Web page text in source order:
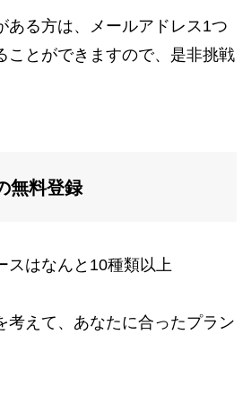
ある方は、メールアドレス1つ
ことができますので、是非挑戦
無料登録
スはなんと10種類以上
考えて、あなたに合ったプラン